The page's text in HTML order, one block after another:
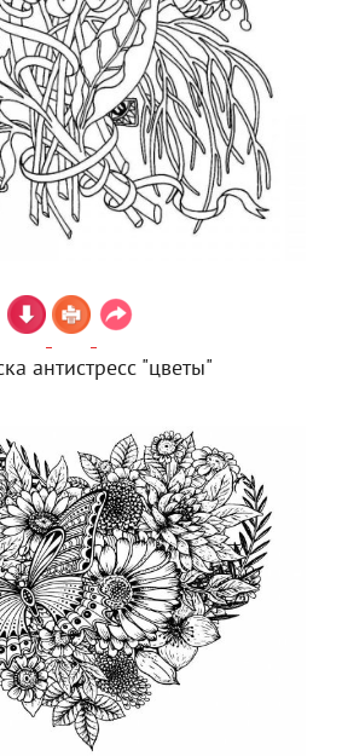
антистресс "цветы"